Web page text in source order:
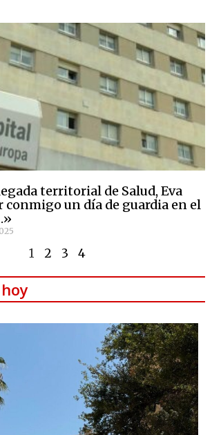
territorial de Salud, Eva
conmigo un día de guardia en el
1 2 3 4